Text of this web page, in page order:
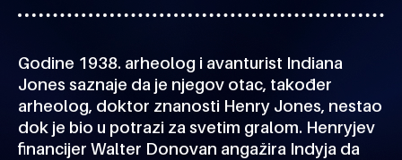
Godine 1938. arheolog i avanturist Indiana
Jones saznaje da je njegov otac, također
arheolog, doktor znanosti Henry Jones, nestao
dok je bio u potrazi za svetim gralom. Henryjev
financijer Walter Donovan angažira Indyja da